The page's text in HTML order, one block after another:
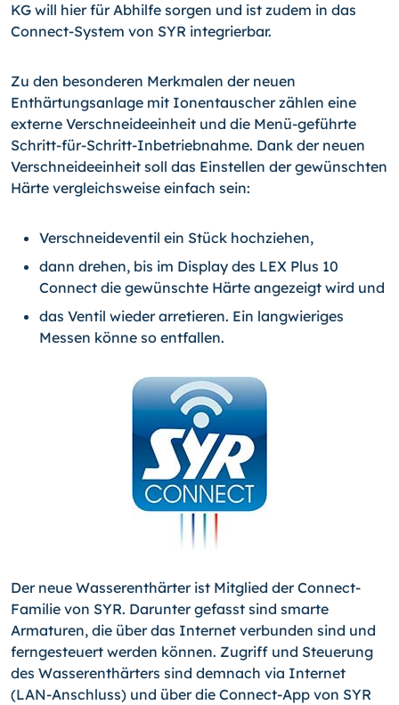
KG will hier für Abhilfe sorgen und ist zu­dem in das
Connect-System von SYR integrierbar.
Zu den besonderen Merkmalen der neuen
Enthärtungsanla­ge mit Ionentauscher zählen eine
externe Verschneideein­heit und die Menü-geführte
Schritt-für-Schritt-Inbetrieb­nahme. Dank der neuen
Verschneideeinheit soll das Einstel­len der gewünschten
Härte vergleichsweise einfach sein:
Verschneideventil ein Stück hochziehen,
dann drehen, bis im Display des LEX Plus 10
Connect die gewünschte Härte angezeigt wird und
das Ventil wieder arretieren. Ein langwieriges
Messen könne so entfallen.
Der neue Wasserenthärter ist Mitglied der Connect-
Familie von SYR. Darunter gefasst sind smarte
Armaturen, die über das Internet verbunden sind und
ferngesteuert werden kön­nen. Zugriff und Steuerung
des Wasserenthärters sind dem­nach via Internet
(LAN-Anschluss) und über die Connect-App von SYR